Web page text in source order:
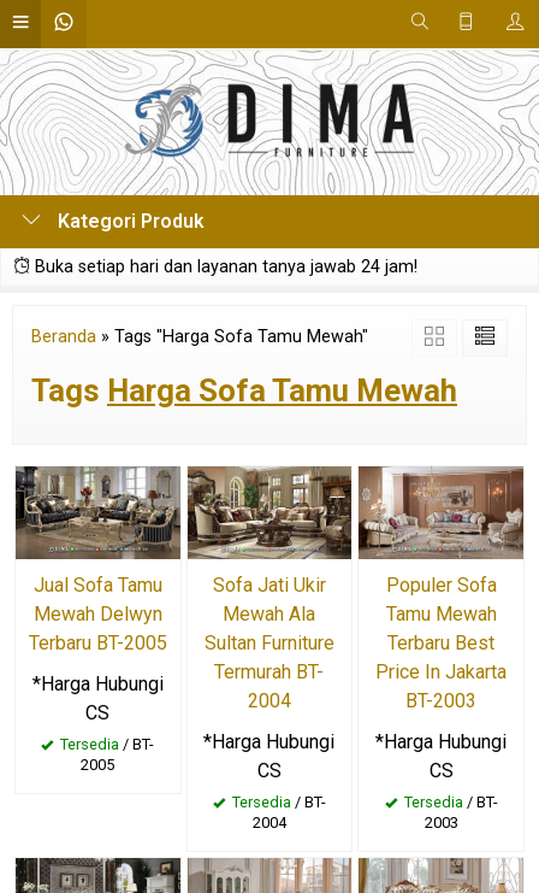
Kategori Produk
Buka setiap hari dan layanan tanya jawab 24 jam!
Beranda » Tags "Harga Sofa Tamu Mewah"
Tags Harga Sofa Tamu Mewah
Jual Sofa Tamu
Mewah Delwyn
Terbaru BT-2005
*Harga Hubungi
CS
Tersedia / BT-
2005
Sofa Jati Ukir
Mewah Ala
Sultan Furniture
Termurah BT-
2004
*Harga Hubungi
CS
Tersedia / BT-
2004
Populer Sofa
Tamu Mewah
Terbaru Best
Price In Jakarta
BT-2003
*Harga Hubungi
CS
Tersedia / BT-
2003